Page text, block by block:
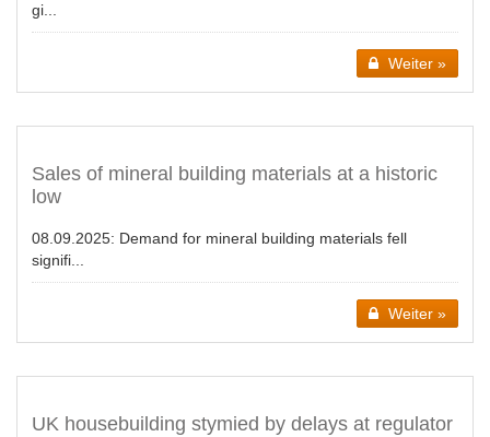
gi...
Weiter »
Sales of mineral building materials at a historic
low
08.09.2025: Demand for mineral building materials fell
signifi...
Weiter »
UK housebuilding stymied by delays at regulator